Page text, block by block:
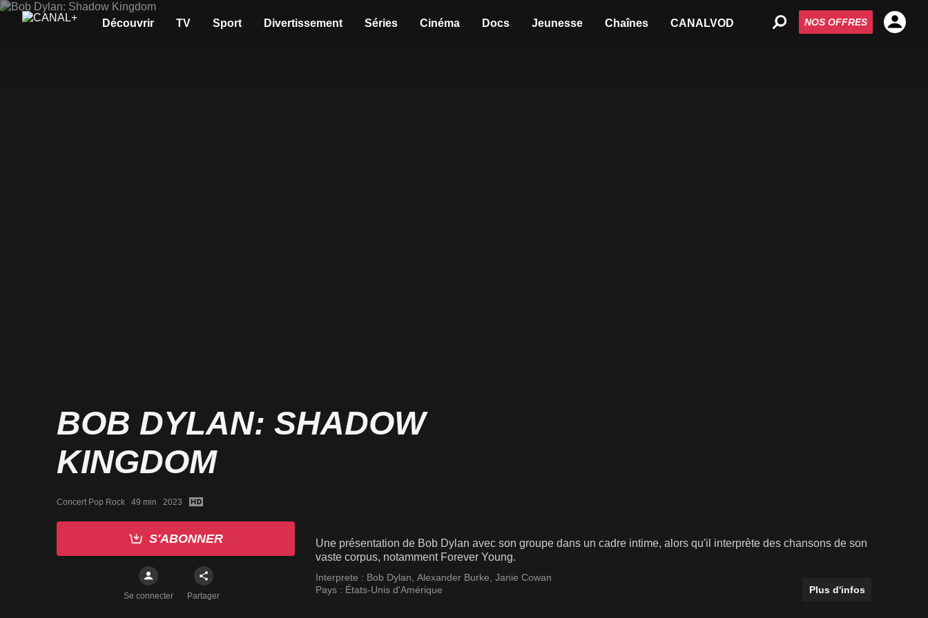
Découvrir TV Sport Divertissement Séries Cinéma Docs Jeunesse Chaînes CANALVOD NOS OFFRES
BOB DYLAN: SHADOW
KINGDOM
Concert Pop Rock   49 min   2023
S'ABONNER
Se connecter Partager
Une présentation de Bob Dylan avec son groupe dans un cadre intime, alors qu'il interprète des chansons de son
vaste corpus, notamment Forever Young.
Interprete : Bob Dylan Alexander Burke Janie Cowan
Pays : États-Unis d'Amérique Plus d'infos